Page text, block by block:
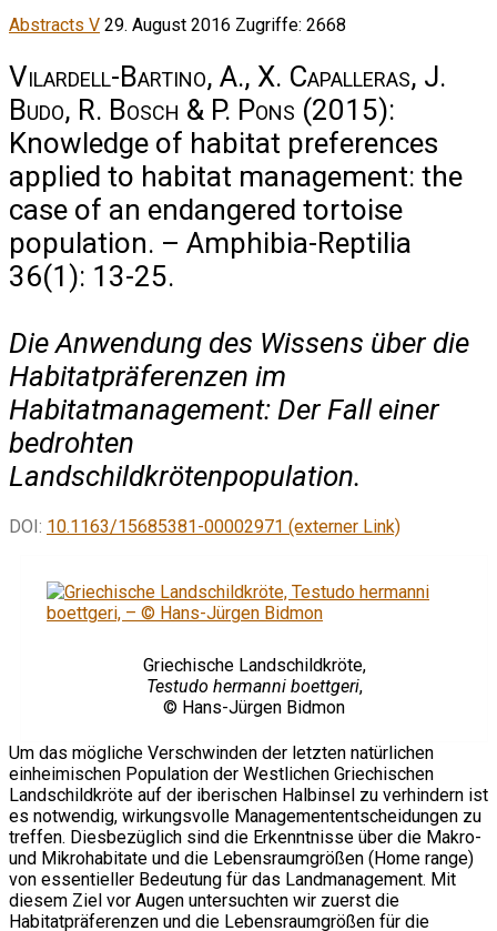
Abstracts V 29. August 2016 Zugriffe: 2668
Vilardell-Bartino, A., X. Capalleras, J.
Budo, R. Bosch & P. Pons (2015):
Knowledge of habitat preferences
applied to habitat management: the
case of an endangered tortoise
population. – Amphibia-Reptilia
36(1): 13-25.
Die Anwendung des Wissens über die
Habitatpräferenzen im
Habitatmanagement: Der Fall einer
bedrohten
Landschildkrötenpopulation.
DOI: 10.1163/15685381-00002971 (externer Link)
Griechische Landschildkröte,
Testudo hermanni boettgeri,
© Hans-Jürgen Bidmon
Um das mögliche Verschwinden der letzten natürlichen
einheimischen Population der Westlichen Griechischen
Landschildkröte auf der iberischen Halbinsel zu verhindern ist
es notwendig, wirkungsvolle Managemententscheidungen zu
treffen. Diesbezüglich sind die Erkenntnisse über die Makro-
und Mikrohabitate und die Lebensraumgrößen (Home range)
von essentieller Bedeutung für das Landmanagement. Mit
diesem Ziel vor Augen untersuchten wir zuerst die
Habitatpräferenzen und die Lebensraumgrößen für die